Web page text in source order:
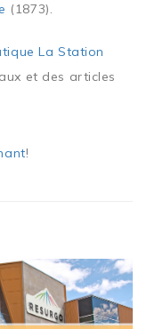
(1873).
La Station
et des articles
!